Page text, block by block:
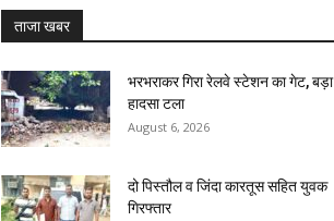
ताजा खबर
भरभराकर गिरा रेलवे स्टेशन का गेट, बड़ा
हादसा टला
August 6, 2026
दो पिस्तौल व जिंदा कारतूस सहित युवक
गिरफ्तार